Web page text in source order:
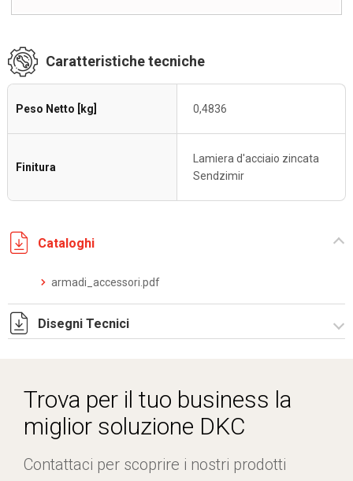
Caratteristiche tecniche
Peso Netto [kg] 0,4836
Finitura
Lamiera d'acciaio zincata
Sendzimir
Cataloghi
armadi_accessori.pdf
Disegni Tecnici
Trova per il tuo business la
miglior soluzione DKC
Contattaci per scoprire i nostri prodotti